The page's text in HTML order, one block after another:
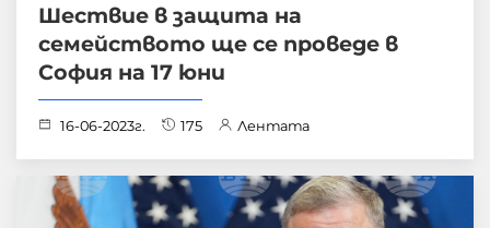
Шествие в защита на
семейството ще се проведе в
София на 17 юни
16-06-2023г. 175 Лентата